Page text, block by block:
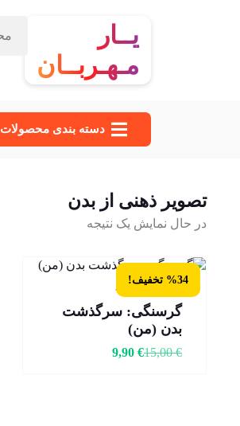
یــار
مـهـربــان
دسته‌ بندی محصولات
تصویر ذهنی از بدن
در حال نمایش یک نتیجه
%34 تخفیف!
3 عدد در انبار
گرسنگی: سرگذشت
بدن (من)
15,00€
9,90 €